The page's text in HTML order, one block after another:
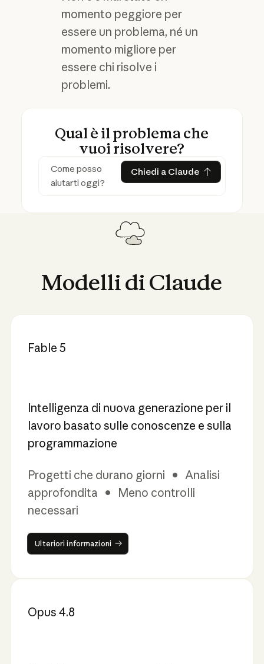
momento peggiore per
essere un problema, né un
momento migliore per
essere chi risolve i
problemi.
Qual è il problema che
vuoi risolvere?
Chiedi a ClaudeChiedi a Claude
ModellidiClaude
Fable 5
Intelligenza di nuova generazione per il
lavoro basato sulle conoscenze e sulla
programmazione
Progetti che durano giorni • Analisi
approfondita • Meno controlli
necessari
Ulteriori informazioni
Ulteriori informazioni
Opus 4.8